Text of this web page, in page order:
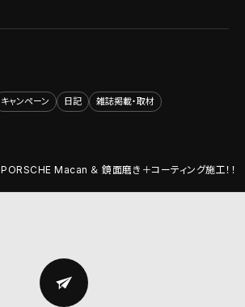
キャンペーン 日記 雑誌掲載・取材
PORSCHE Macan ＆ 鏡面磨き＋コーティング施工！！